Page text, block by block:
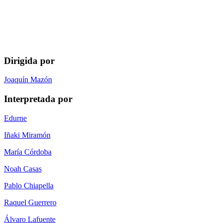
Dirigida por
Joaquín Mazón
Interpretada por
Edurne
Iñaki Miramón
María Córdoba
Noah Casas
Pablo Chiapella
Raquel Guerrero
Álvaro Lafuente